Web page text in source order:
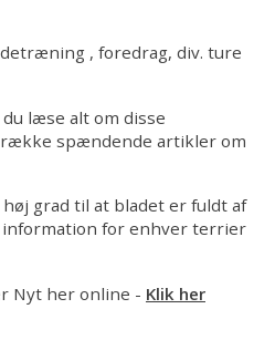
, foredrag, div. ture
læse alt om disse
spændende artikler om
grad til at bladet er fuldt af
for enhver terrier
Nyt her online - Klik her